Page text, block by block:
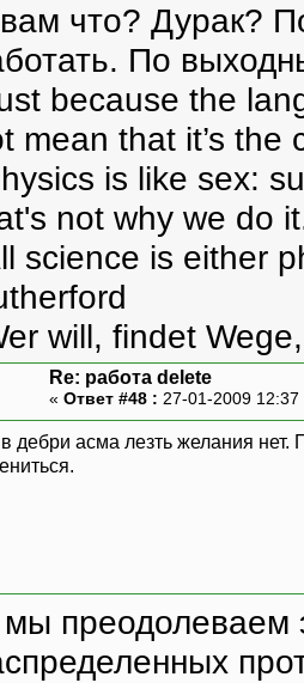
что? Дурак?
По
because the
mean that it’s the
is like sex:
not why we do
science is either
will, findet
Re: работа delete
« Ответ #48 : 27-01-2009
дебри асма лезть желания нет.
преодолеваем